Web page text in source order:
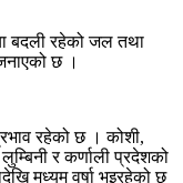
बदली रहेको जल तथा
छ ।
रहेको छ । कोशी,
र कर्णाली प्रदेशको
मध्यम वर्षा भइरहेको छ